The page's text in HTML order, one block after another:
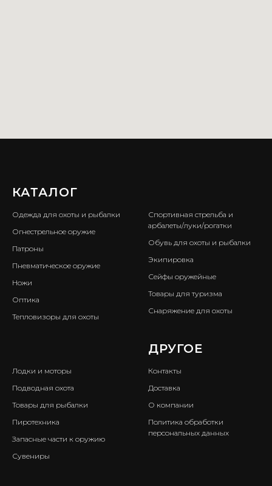
КАТАЛОГ
Одежда для охоты и рыбалки
Огнестрельное оружие
Патроны
Пневматическое оружие
Ножи
Оптика
Тепловизоры для охоты
Спортивная стрельба и
арбалеты/луки/рогатки
Обувь для охоты и рыбалки
Экипировка
Сейфы оружейные
Товары для туризма
Снаряжение для охоты
Лодки и моторы
Подводная охота
Товары для рыбалки
Пиротехника
Запасные части к оружию
Сувениры
ДРУГОЕ
Контакты
Доставка
О компании
Политика обработки
персональных данных